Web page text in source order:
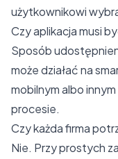
użytkownikowi
Czy aplikacja musi
Sposób
może działać na
mobilnym albo
procesie.
Czy każda firma
Nie. Przy prostych